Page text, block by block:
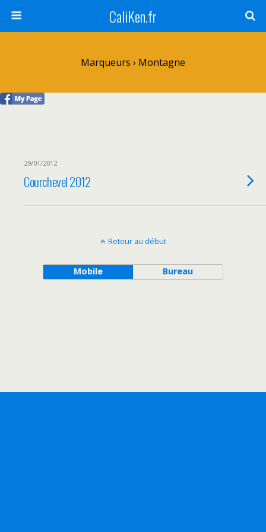
CaliKen.fr
Marqueurs › Montagne
29/01/2012
Courchevel 2012
Retour au début
Mobile Bureau